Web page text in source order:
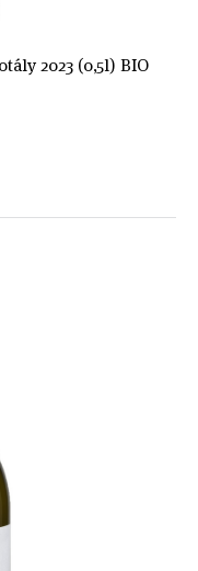
2023 (0,5l) BIO